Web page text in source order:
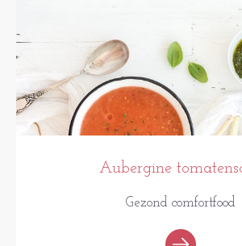
Aubergine
Gezond comfortfood